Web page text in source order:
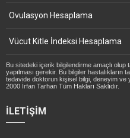
Ovulasyon Hesaplama
Vücut Kitle İndeksi Hesaplama
Bu sitedeki içerik bilgilendirme amaçlı
yapılması gerekir. Bu bilgiler hastalıkların
tedavide doktorun kişisel bilgi, deneyim
2000 İrfan Tarhan Tüm Hakları Saklıdır.
İLETIŞIM